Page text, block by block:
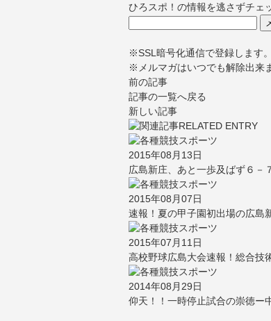
ひろスポ！の情報を逃さずチェ
※SSL暗号化通信で登録します。
※メルマガはいつでも解除出来ま
前の記事
記事の一覧へ戻る
新しい記事
2015年08月13日
広島新庄、あと一歩及ばず６－
2015年08月07日
速報！夏の甲子園初出場の広島
2015年07月11日
高校野球広島大会速報！総合技
2014年08月29日
仰天！！一時停止試合の崇徳ー